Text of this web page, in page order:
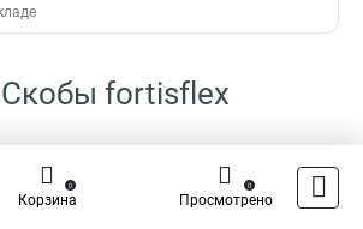
Скобы fortisflex
- это изделие для стыковки с несущей
Корзина
0
Просмотрено
0